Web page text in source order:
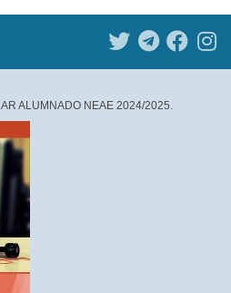
ALUMNADO NEAE 2024/2025.